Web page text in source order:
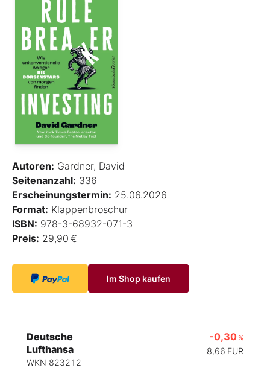
Autoren: Gardner, David
Seitenanzahl: 336
Erscheinungstermin: 25.06.2026
Format: Klappenbroschur
ISBN: 978-3-68932-071-3
Preis: 29,90 €
Im Shop kaufen
Deutsche
Lufthansa
WKN 823212
-0,30 %
8,66 EUR